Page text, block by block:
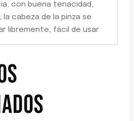
con buena tenacidad,
cabeza de la pinza se
libremente, fácil de usar